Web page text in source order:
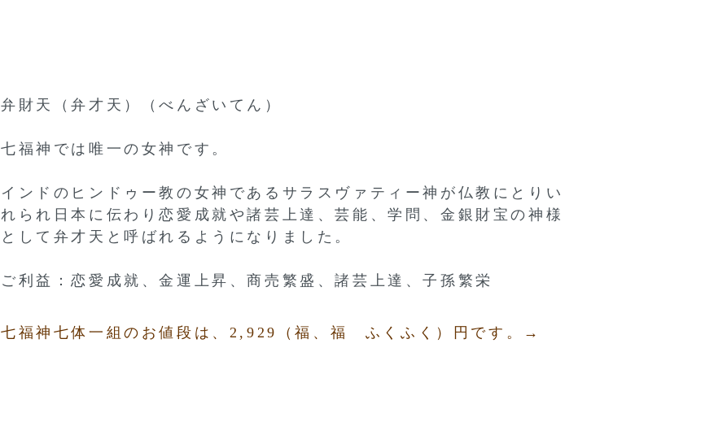
弁財天（弁才天）（べんざいてん）
七福神では唯一の女神です。
インドのヒンドゥー教の女神であるサラスヴァティー神が仏教にとりい
れられ日本に伝わり恋愛成就や諸芸上達、芸能、学問、金銀財宝の神様
として弁才天と呼ばれるようになりました。
ご利益：恋愛成就、金運上昇、商売繁盛、諸芸上達、子孫繁栄
七福神七体一組のお値段は、2,929（福、福 ふくふく）円です。→